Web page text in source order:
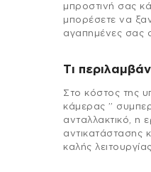
μπροστινή σας
μπορέσετε να
αγαπημένες σας
Τι
Στo κόστος της
κάμερας ”
ανταλλακτικό, η
αντικατάστασης
καλής λειτουργίας.